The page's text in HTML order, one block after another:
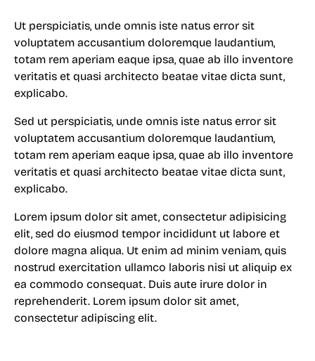
Ut perspiciatis, unde omnis iste natus error sit
voluptatem accusantium doloremque laudantium,
totam rem aperiam eaque ipsa, quae ab illo inventore
veritatis et quasi architecto beatae vitae dicta sunt,
explicabo.
Sed ut perspiciatis, unde omnis iste natus error sit
voluptatem accusantium doloremque laudantium,
totam rem aperiam eaque ipsa, quae ab illo inventore
veritatis et quasi architecto beatae vitae dicta sunt,
explicabo.
Lorem ipsum dolor sit amet, consectetur adipisicing
elit, sed do eiusmod tempor incididunt ut labore et
dolore magna aliqua. Ut enim ad minim veniam, quis
nostrud exercitation ullamco laboris nisi ut aliquip ex
ea commodo consequat. Duis aute irure dolor in
reprehenderit. Lorem ipsum dolor sit amet,
consectetur adipiscing elit.